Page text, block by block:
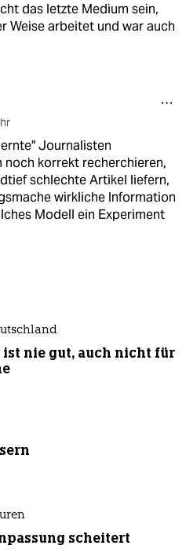
das letzte Medium sein,
Weise arbeitet und war auch
Journalisten
noch korrekt recherchieren,
schlechte Artikel liefern,
wirkliche Information
Modell ein Experiment
nie gut, auch nicht für
scheitert